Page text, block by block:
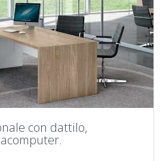
con dattilo,